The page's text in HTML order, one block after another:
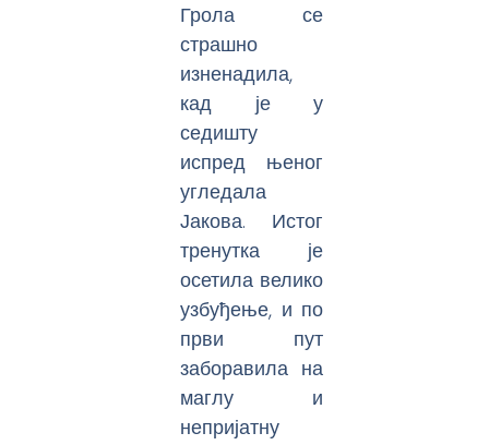
Грола се
страшно
изненадила,
кад је у
седишту
испред њеног
угледала
Јакова. Истог
тренутка је
осетила велико
узбуђење, и по
први пут
заборавила на
маглу и
непријатну